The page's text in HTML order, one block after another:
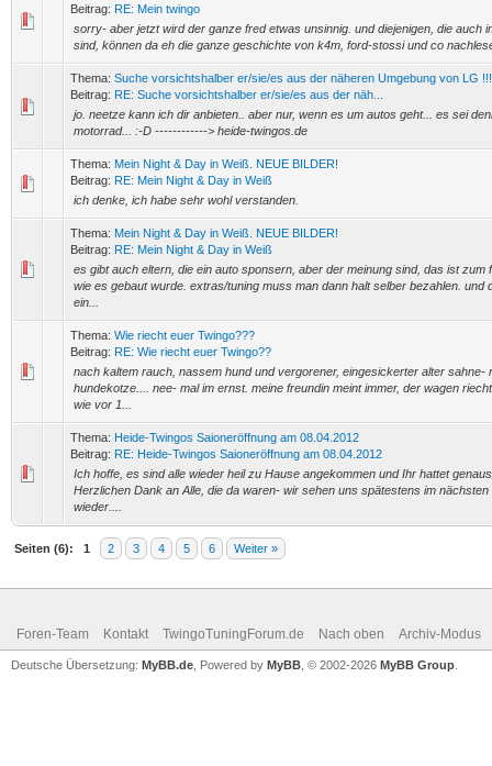
Beitrag: RE: Mein twingo
sorry- aber jetzt wird der ganze fred etwas unsinnig. und diejenigen, die auch
sind, können da eh die ganze geschichte von k4m, ford-stossi und co
Thema: Suche vorsichtshalber er/sie/es aus der näheren Umgebung von LG !!!
Beitrag: RE: Suche vorsichtshalber er/sie/es aus der näh...
jo. neetze kann ich dir anbieten.. aber nur, wenn es um autos geht... es sei
motorrad... :-D ------------> heide-twingos.de
Thema: Mein Night & Day in Weiß. NEUE BILDER!
Beitrag: RE: Mein Night & Day in Weiß
ich denke, ich habe sehr wohl verstanden.
Thema: Mein Night & Day in Weiß. NEUE BILDER!
Beitrag: RE: Mein Night & Day in Weiß
es gibt auch eltern, die ein auto sponsern, aber der meinung sind, das ist zum
wie es gebaut wurde. extras/tuning muss man dann halt selber bezahlen. und
ein...
Thema: Wie riecht euer Twingo???
Beitrag: RE: Wie riecht euer Twingo??
nach kaltem rauch, nassem hund und vergorener, eingesickerter alter sahne-
hundekotze.... nee- mal im ernst. meine freundin meint immer, der wagen
wie vor 1...
Thema: Heide-Twingos Saioneröffnung am 08.04.2012
Beitrag: RE: Heide-Twingos Saioneröffnung am 08.04.2012
Ich hoffe, es sind alle wieder heil zu Hause angekommen und Ihr hattet
Herzlichen Dank an Alle, die da waren- wir sehen uns spätestens im
wieder....
Seiten (6): 1 2 3 4 5 6 Weiter »
Foren-Team Kontakt TwingoTuningForum.de Nach oben Archiv-Modus
Deutsche Übersetzung: MyBB.de , Powered by MyBB , © 2002-2026 MyBB Group